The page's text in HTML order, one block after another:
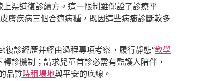
渠道復診續方。這一限制雖保證了診療平
膚疾病三個合適病種，既因這些病癥診斷較多
診經歷并經由過程專項考察，履行靜態“教學
診機制；請求兒童首診必需有監護人陪伴，
品質時租場地與平安的底線。